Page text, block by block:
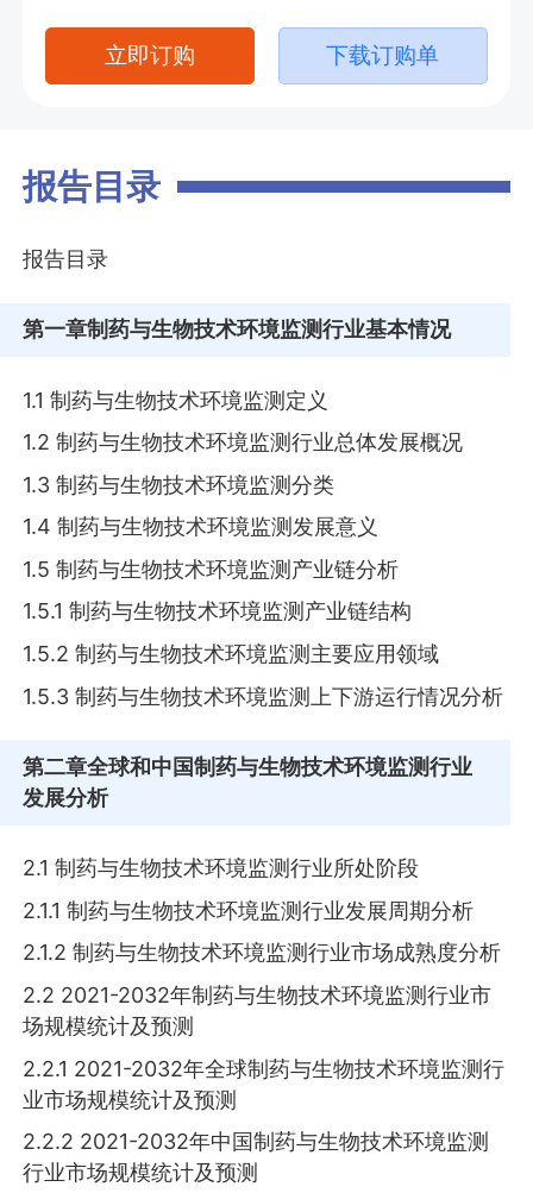
立即订购 下载订购单
报告目录
报告目录
第一章制药与生物技术环境监测行业基本情况
1.1 制药与生物技术环境监测定义
1.2 制药与生物技术环境监测行业总体发展概况
1.3 制药与生物技术环境监测分类
1.4 制药与生物技术环境监测发展意义
1.5 制药与生物技术环境监测产业链分析
1.5.1 制药与生物技术环境监测产业链结构
1.5.2 制药与生物技术环境监测主要应用领域
1.5.3 制药与生物技术环境监测上下游运行情况分析
第二章全球和中国制药与生物技术环境监测行业
发展分析
2.1 制药与生物技术环境监测行业所处阶段
2.1.1 制药与生物技术环境监测行业发展周期分析
2.1.2 制药与生物技术环境监测行业市场成熟度分析
2.2 2021-2032年制药与生物技术环境监测行业市
场规模统计及预测
2.2.1 2021-2032年全球制药与生物技术环境监测行
业市场规模统计及预测
2.2.2 2021-2032年中国制药与生物技术环境监测
行业市场规模统计及预测